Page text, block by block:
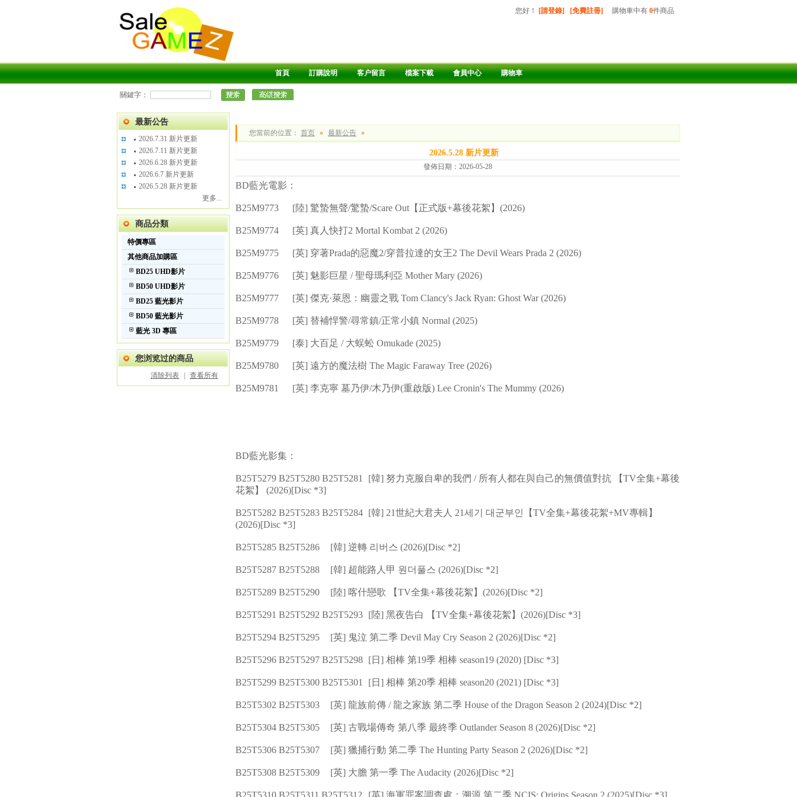
購物車中有 0件商品
您好 ！ [請登錄] [免費註冊]
首頁 訂購說明 客户留言 檔案下載 會員中心 購物車
關鍵字：
最新公告
2026.7.31 新片更新
2026.7.11 新片更新
2026.6.28 新片更新
2026.6.7 新片更新
2026.5.28 新片更新
更多...
商品分類
特價專區
其他商品加購區
BD25 UHD影片
BD50 UHD影片
BD25 藍光影片
BD50 藍光影片
藍光 3D 專區
您浏览过的商品
清除列表 查看所有
您當前的位置： 首页 » 最新公告 »
2026.5.28 新片更新
發佈日期：2026-05-28
BD藍光電影：
B25M9773 [陸] 驚蟄無聲/驚蟄/Scare Out【正式版+幕後花絮】(2026)
B25M9774 [英] 真人快打2 Mortal Kombat 2 (2026)
B25M9775 [英] 穿著Prada的惡魔2/穿普拉達的女王2 The Devil Wears Prada 2 (2026)
B25M9776 [英] 魅影巨星 / 聖母瑪利亞 Mother Mary (2026)
B25M9777 [英] 傑克·萊恩：幽靈之戰 Tom Clancy's Jack Ryan: Ghost War (2026)
B25M9778 [英] 替補悍警/尋常鎮/正常小鎮 Normal (2025)
B25M9779 [泰] 大百足 / 大蜈蚣 Omukade (2025)
B25M9780 [英] 遠方的魔法樹 The Magic Faraway Tree (2026)
B25M9781 [英] 李克寧 墓乃伊/木乃伊(重啟版) Lee Cronin's The Mummy (2026)
BD藍光影集：
B25T5279 B25T5280 B25T5281
[韓] 努力克服自卑的我們 / 所有人都在與自己的無價值對抗 【TV全集+幕後
花絮】 (2026)[Disc *3]
B25T5282 B25T5283 B25T5284 [韓] 21世紀大君夫人 21세기 대군부인【TV全集+幕後花絮+MV專輯】
(2026)[Disc *3]
B25T5285 B25T5286 [韓] 逆轉 리버스 (2026)[Disc *2]
B25T5287 B25T5288 [韓] 超能路人甲 원더풀스 (2026)[Disc *2]
B25T5289 B25T5290 [陸] 喀什戀歌 【TV全集+幕後花絮】(2026)[Disc *2]
B25T5291 B25T5292 B25T5293 [陸] 黑夜告白 【TV全集+幕後花絮】(2026)[Disc *3]
B25T5294 B25T5295 [英] 鬼泣 第二季 Devil May Cry Season 2 (2026)[Disc *2]
B25T5296 B25T5297 B25T5298 [日] 相棒 第19季 相棒 season19 (2020) [Disc *3]
B25T5299 B25T5300 B25T5301 [日] 相棒 第20季 相棒 season20 (2021) [Disc *3]
B25T5302 B25T5303 [英] 龍族前傳 / 龍之家族 第二季 House of the Dragon Season 2 (2024)[Disc *2]
B25T5304 B25T5305 [英] 古戰場傳奇 第八季 最終季 Outlander Season 8 (2026)[Disc *2]
B25T5306 B25T5307 [英] 獵捕行動 第二季 The Hunting Party Season 2 (2026)[Disc *2]
B25T5308 B25T5309 [英] 大膽 第一季 The Audacity (2026)[Disc *2]
B25T5310 B25T5311 B25T5312 [英] 海軍罪案調查處：溯源 第二季 NCIS: Origins Season 2 (2025)[Disc *3]